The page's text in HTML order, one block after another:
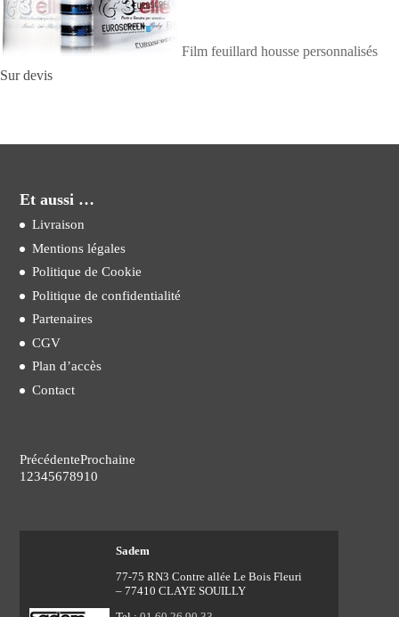
Film feuillard housse personnalisés
Sur devis
Et aussi …
Livraison
Mentions légales
Politique de Cookie
Politique de confidentialité
Partenaires
CGV
Plan d’accès
Contact
PrécédenteProchaine
1 2345678910
Sadem
77-75 RN3 Contre allée Le Bois Fleuri
– 77410 CLAYE SOUILLY